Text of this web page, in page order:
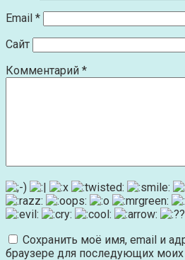
Email *
Сайт
Комментарий *
Сохранить моё имя, email и
браузере для последующих